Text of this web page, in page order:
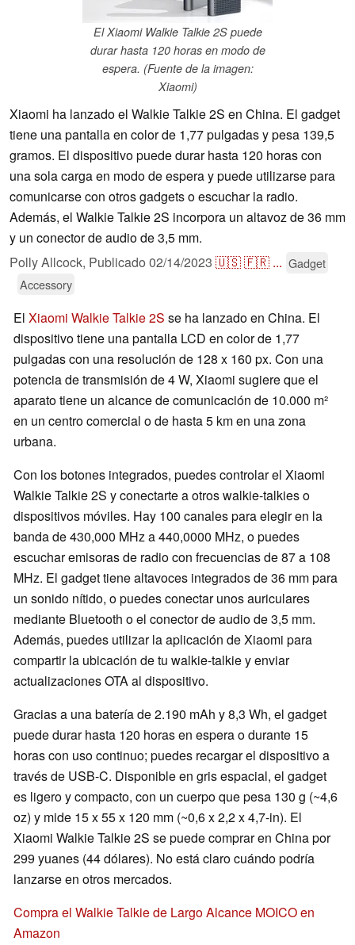
El Xiaomi Walkie Talkie 2S puede
durar hasta 120 horas en modo de
espera. (Fuente de la imagen:
Xiaomi)
Xiaomi ha lanzado el Walkie Talkie 2S en China. El gadget
tiene una pantalla en color de 1,77 pulgadas y pesa 139,5
gramos. El dispositivo puede durar hasta 120 horas con
una sola carga en modo de espera y puede utilizarse para
comunicarse con otros gadgets o escuchar la radio.
Además, el Walkie Talkie 2S incorpora un altavoz de 36 mm
y un conector de audio de 3,5 mm.
Polly Allcock, Publicado 02/14/2023 🇺🇸🇫🇷 ... Gadget
Accessory
El Xiaomi Walkie Talkie 2S se ha lanzado en China. El
dispositivo tiene una pantalla LCD en color de 1,77
pulgadas con una resolución de 128 x 160 px. Con una
potencia de transmisión de 4 W, Xiaomi sugiere que el
aparato tiene un alcance de comunicación de 10.000 m²
en un centro comercial o de hasta 5 km en una zona
urbana.
Con los botones integrados, puedes controlar el Xiaomi
Walkie Talkie 2S y conectarte a otros walkie-talkies o
dispositivos móviles. Hay 100 canales para elegir en la
banda de 430,000 MHz a 440,0000 MHz, o puedes
escuchar emisoras de radio con frecuencias de 87 a 108
MHz. El gadget tiene altavoces integrados de 36 mm para
un sonido nítido, o puedes conectar unos auriculares
mediante Bluetooth o el conector de audio de 3,5 mm.
Además, puedes utilizar la aplicación de Xiaomi para
compartir la ubicación de tu walkie-talkie y enviar
actualizaciones OTA al dispositivo.
Gracias a una batería de 2.190 mAh y 8,3 Wh, el gadget
puede durar hasta 120 horas en espera o durante 15
horas con uso continuo; puedes recargar el dispositivo a
través de USB-C. Disponible en gris espacial, el gadget
es ligero y compacto, con un cuerpo que pesa 130 g (~4,6
oz) y mide 15 x 55 x 120 mm (~0,6 x 2,2 x 4,7-in). El
Xiaomi Walkie Talkie 2S se puede comprar en China por
299 yuanes (44 dólares). No está claro cuándo podría
lanzarse en otros mercados.
Compra el Walkie Talkie de Largo Alcance MOICO en
Amazon